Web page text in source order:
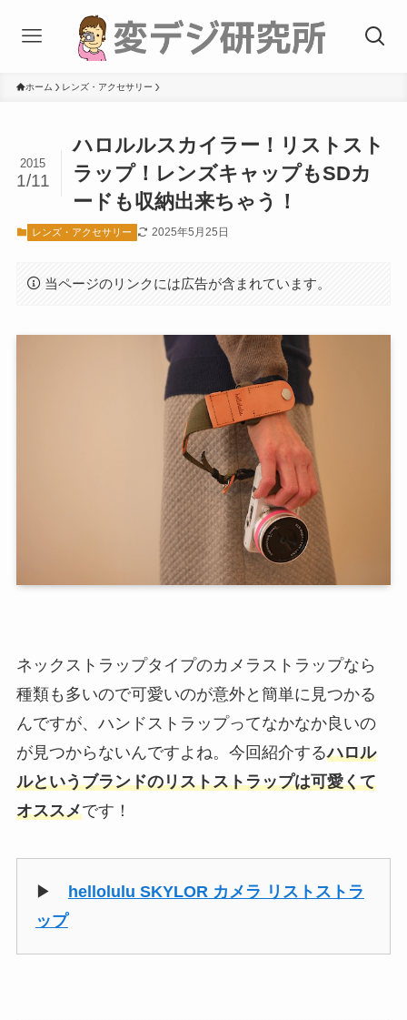
ホーム レンズ・アクセサリー
ハロルルスカイラー！リストスト
ラップ！レンズキャップもSDカ
ードも収納出来ちゃう！
2015
1/11
レンズ・アクセサリー 2025年5月25日
当ページのリンクには広告が含まれています。
ネックストラップタイプのカメラストラップなら
種類も多いので可愛いのが意外と簡単に見つかる
んですが、ハンドストラップってなかなか良いの
が見つからないんですよね。今回紹介するハロル
ルというブランドのリストストラップは可愛くて
オススメです！
▶ hellolulu SKYLOR カメラ リストストラ
ップ